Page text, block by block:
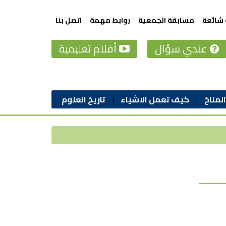
كيف تعمل الاشياء تاريخ العلوم
أفلام تعليمية عندي سؤال
شائعة مسابقة الجمعية روابط مهمة اتصل بنا